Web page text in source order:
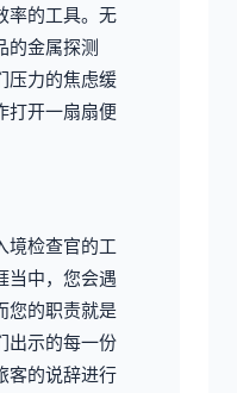
率的工具。无
的金属探测
压力的焦虑缓
打开一扇扇便
境检查官的工
当中，您会遇
您的职责就是
出示的每一份
客的说辞进行